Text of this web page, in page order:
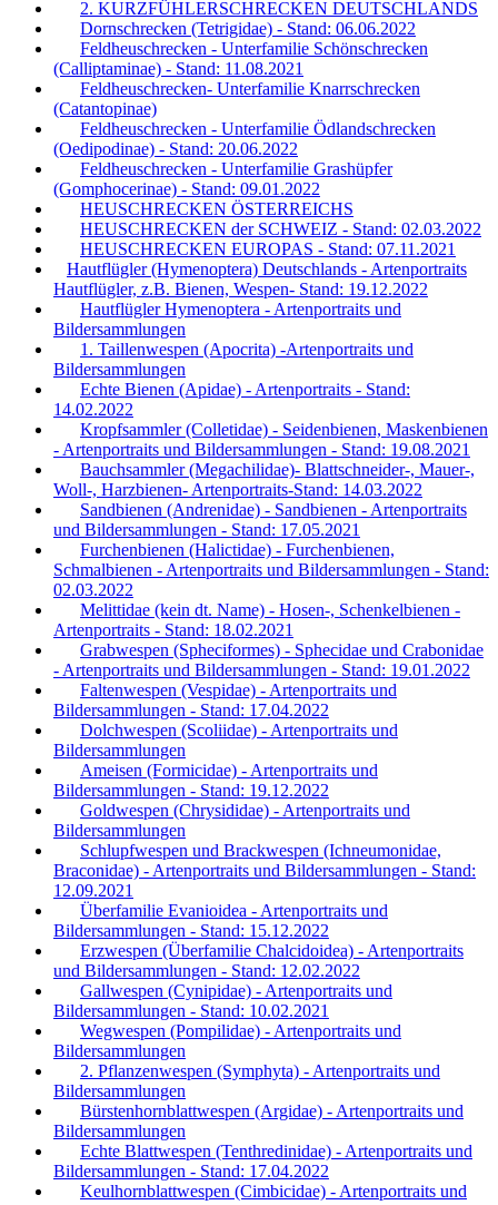
2. KURZFÜHLERSCHRECKEN DEUTSCHLANDS
Dornschrecken (Tetrigidae) - Stand: 06.06.2022
Feldheuschrecken - Unterfamilie Schönschrecken
(Calliptaminae) - Stand: 11.08.2021
Feldheuschrecken- Unterfamilie Knarrschrecken
(Catantopinae)
Feldheuschrecken - Unterfamilie Ödlandschrecken
(Oedipodinae) - Stand: 20.06.2022
Feldheuschrecken - Unterfamilie Grashüpfer
(Gomphocerinae) - Stand: 09.01.2022
HEUSCHRECKEN ÖSTERREICHS
HEUSCHRECKEN der SCHWEIZ - Stand: 02.03.2022
HEUSCHRECKEN EUROPAS - Stand: 07.11.2021
Hautflügler (Hymenoptera) Deutschlands - Artenportraits
Hautflügler, z.B. Bienen, Wespen- Stand: 19.12.2022
Hautflügler Hymenoptera - Artenportraits und
Bildersammlungen
1. Taillenwespen (Apocrita) -Artenportraits und
Bildersammlungen
Echte Bienen (Apidae) - Artenportraits - Stand:
14.02.2022
Kropfsammler (Colletidae) - Seidenbienen, Maskenbienen
- Artenportraits und Bildersammlungen - Stand: 19.08.2021
Bauchsammler (Megachilidae)- Blattschneider-, Mauer-,
Woll-, Harzbienen- Artenportraits-Stand: 14.03.2022
Sandbienen (Andrenidae) - Sandbienen - Artenportraits
und Bildersammlungen - Stand: 17.05.2021
Furchenbienen (Halictidae) - Furchenbienen,
Schmalbienen - Artenportraits und Bildersammlungen - Stand:
02.03.2022
Melittidae (kein dt. Name) - Hosen-, Schenkelbienen -
Artenportraits - Stand: 18.02.2021
Grabwespen (Spheciformes) - Sphecidae und Crabonidae
- Artenportraits und Bildersammlungen - Stand: 19.01.2022
Faltenwespen (Vespidae) - Artenportraits und
Bildersammlungen - Stand: 17.04.2022
Dolchwespen (Scoliidae) - Artenportraits und
Bildersammlungen
Ameisen (Formicidae) - Artenportraits und
Bildersammlungen - Stand: 19.12.2022
Goldwespen (Chrysididae) - Artenportraits und
Bildersammlungen
Schlupfwespen und Brackwespen (Ichneumonidae,
Braconidae) - Artenportraits und Bildersammlungen - Stand:
12.09.2021
Überfamilie Evanioidea - Artenportraits und
Bildersammlungen - Stand: 15.12.2022
Erzwespen (Überfamilie Chalcidoidea) - Artenportraits
und Bildersammlungen - Stand: 12.02.2022
Gallwespen (Cynipidae) - Artenportraits und
Bildersammlungen - Stand: 10.02.2021
Wegwespen (Pompilidae) - Artenportraits und
Bildersammlungen
2. Pflanzenwespen (Symphyta) - Artenportraits und
Bildersammlungen
Bürstenhornblattwespen (Argidae) - Artenportraits und
Bildersammlungen
Echte Blattwespen (Tenthredinidae) - Artenportraits und
Bildersammlungen - Stand: 17.04.2022
Keulhornblattwespen (Cimbicidae) - Artenportraits und